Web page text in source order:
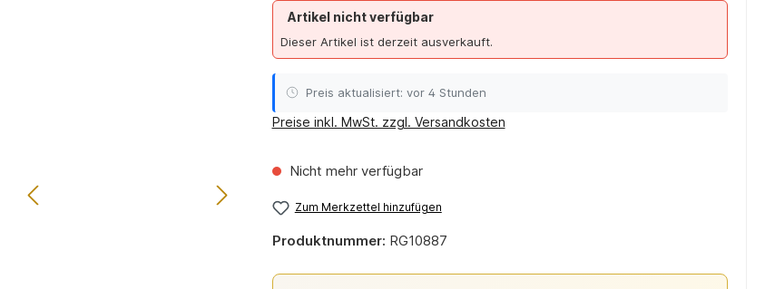
Artikel nicht verfügbar
Dieser Artikel ist derzeit ausverkauft.
Preis aktualisiert: vor 4 Stunden
Preise inkl. MwSt. zzgl. Versandkosten
Nicht mehr verfügbar
Zum Merkzettel hinzufügen
Produktnummer: RG10887